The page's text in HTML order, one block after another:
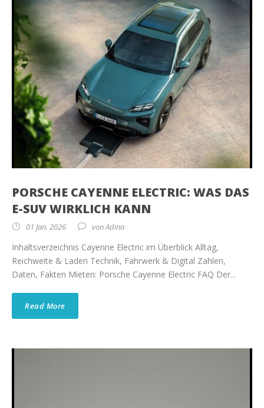
PORSCHE CAYENNE ELECTRIC: WAS DAS
E-SUV WIRKLICH KANN
01 Jan. 2026 vonAdina
Inhaltsverzeichnis Cayenne Electric im Überblick Alltag,
Reichweite & Laden Technik, Fahrwerk & Digital Zahlen,
Daten, Fakten Mieten: Porsche Cayenne Electric FAQ Der...
Read More